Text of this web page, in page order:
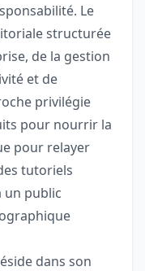
Le
structurée
de la gestion
et de
privilégie
pour nourrir la
pour relayer
tutoriels
un public
dans son